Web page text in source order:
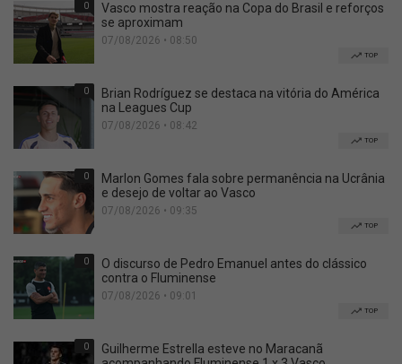
0
Vasco mostra reação na Copa do Brasil e reforços
se aproximam
07/08/2026 • 08:50
TOP
0
Brian Rodríguez se destaca na vitória do América
na Leagues Cup
07/08/2026 • 08:42
TOP
0
Marlon Gomes fala sobre permanência na Ucrânia
e desejo de voltar ao Vasco
07/08/2026 • 09:35
TOP
0
O discurso de Pedro Emanuel antes do clássico
contra o Fluminense
07/08/2026 • 09:01
TOP
0
Guilherme Estrella esteve no Maracanã